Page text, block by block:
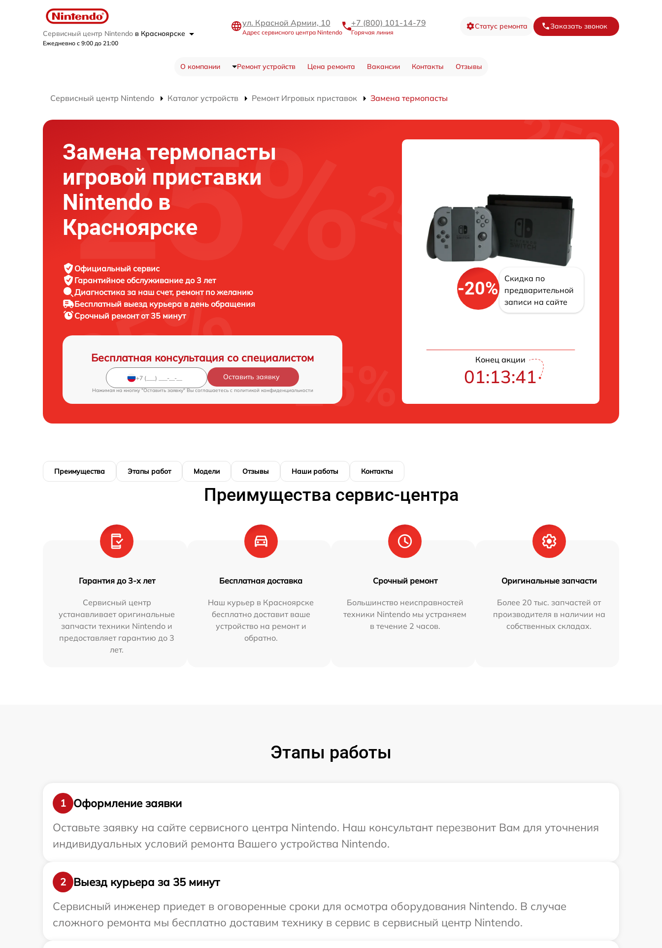
Сервисный центр Nintendo в Красноярске
Ежедневно с 9:00 до 21:00
ул. Красной Армии, 10
Адрес сервисного центра Nintendo
+7 (800) 101-14-79
Горячая линия
Статус ремонта Заказать звонок
О компании Ремонт устройств Цена ремонта Вакансии Контакты Отзывы
Сервисный центр Nintendo Каталог устройств Ремонт Игровых приставок Замена термопасты
Замена термопасты
игровой приставки
Nintendo в
Красноярске
Официальный сервис
Гарантийное обслуживание до 3 лет
Диагностика за наш счет, ремонт по желанию
Бесплатный выезд курьера в день обращения
Срочный ремонтот 35 минут
Бесплатная консультация со специалистом
Оставить заявку
Нажимая на кнопку "Оставить заявку" Вы соглашаетесь c политикой конфиденциальности
-20%
Скидка по
предварительной
записи на сайте
Конец акции
01:13:41
Преимущества Этапы работ Модели Отзывы Наши работы Контакты
Преимущества сервис-центра
Гарантия до 3-х лет
Сервисный центр
устанавливает оригинальные
запчасти техники Nintendo и
предоставляет гарантию до 3
лет.
Бесплатная доставка
Наш курьер в Красноярске
бесплатно доставит ваше
устройство на ремонт и
обратно.
Срочный ремонт
Большинство неисправностей
техники Nintendo мы устраняем
в течение 2 часов.
Оригинальные запчасти
Более 20 тыс. запчастей от
производителя в наличии на
собственных складах.
Этапы работы
1
Оформление заявки
Оставьте заявку на сайте сервисного центра Nintendo. Наш консультант перезвонит Вам для уточнения
индивидуальных условий ремонта Вашего устройства Nintendo.
2
Выезд курьера за 35 минут
Сервисный инженер приедет в оговоренные сроки для осмотра оборудования Nintendo. В случае
сложного ремонта мы бесплатно доставим технику в сервис в сервисный центр Nintendo.